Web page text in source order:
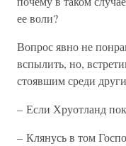
ее воли?
Вопрос явно не
вспылить, но,
стоявшим среди
– Если Хруотланд
– Клянусь в том